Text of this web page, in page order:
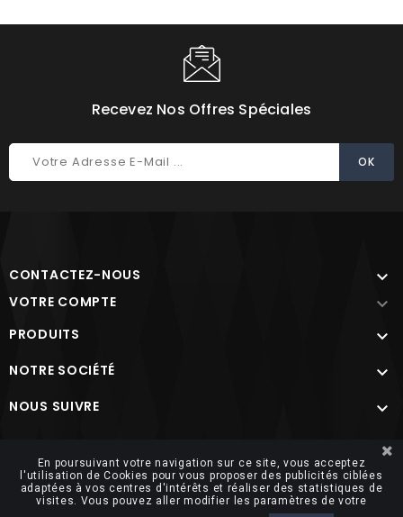
Recevez Nos Offres Spéciales
CONTACTEZ-NOUS 
VOTRE COMPTE 
PRODUITS 
NOTRE SOCIÉTÉ 
NOUS SUIVRE 
En poursuivant votre navigation sur ce site, vous acceptez
l'utilisation de Cookies pour vous proposer des publicités ciblées
adaptées à vos centres d'intérêts et réaliser des statistiques de
visites. Vous pouvez aller modifier les paramètres de votre